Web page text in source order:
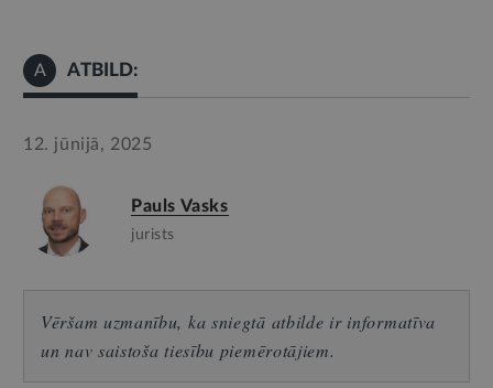
A ATBILD:
12. jūnijā, 2025
Pauls Vasks
jurists
Vēršam uzmanību, ka sniegtā atbilde ir informatīva
un nav saistoša tiesību piemērotājiem.